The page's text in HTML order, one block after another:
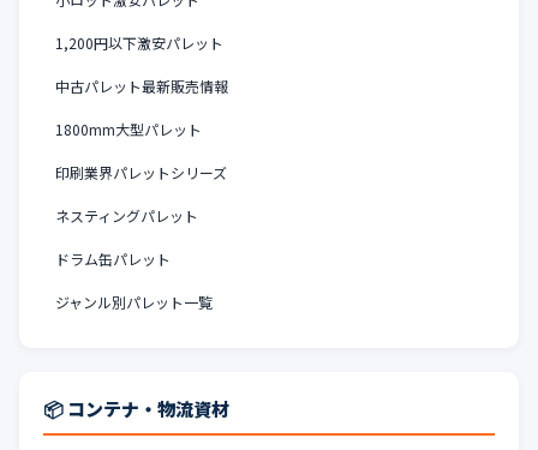
1,200円以下激安パレット
中古パレット最新販売情報
1800mm大型パレット
印刷業界パレットシリーズ
ネスティングパレット
ドラム缶パレット
ジャンル別パレット一覧
📦 コンテナ・物流資材